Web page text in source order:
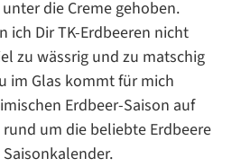
die Creme gehoben.
ich Dir TK-Erdbeeren nicht
zu wässrig und zu matschig
im Glas kommt für mich
Erdbeer-Saison auf
um die beliebte Erdbeere